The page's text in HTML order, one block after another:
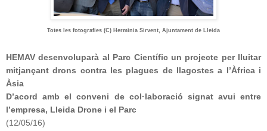
Totes les fotografies (C) Herminia Sirvent, Ajuntament de Lleida
HEMAV desenvoluparà al Parc Científic un projecte per lluitar
mitjançant drons contra les plagues de llagostes a l’Àfrica i
Àsia
D’acord amb el conveni de col·laboració signat avui entre
l’empresa, Lleida Drone i el Parc
(12/05/16)